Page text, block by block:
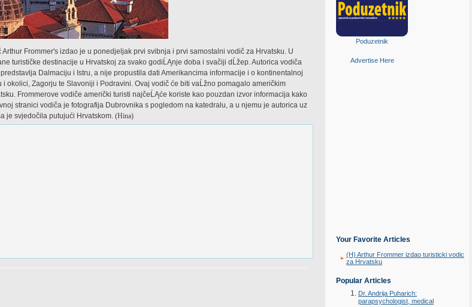
Frommer's izdao je u ponedjeljak prvi svibnja i prvi samostalni vodič za Hrvatsku. U
turističke destinacije u Hrvatskoj za svako godiĹĄnje doba i svačiji dĹžep. Autorica vodiča
Dalmaciju i Istru, a nije propustila dati Amerikancima informacije i o kontinentalnoj
okolici, Zagorju te Slavoniji i Podravini. Ovaj vodič će biti vaĹžno pomagalo američkim
Frommerove vodiče američki turisti najčeĹĄće koriste kao pouzdan izvor informacija kako
stranici vodiča je fotografija Dubrovnika s pogledom na katedralu, a u njemu je autorica uz
je svjedočila putujući Hrvatskom. (Hina)
Poduzetnik
Advertise Here
Your Favorite Articles
(H) Arthur Frommer izdao turisticki vodic
za Hrvatsku
Popular Articles
Dr. Andrija Puharich:
parapsychologist, medical